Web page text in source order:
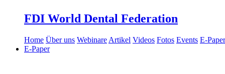
FDI World Dental Federation
Home Über uns Webinare Artikel Videos Fotos Events E-Paper
E-Paper